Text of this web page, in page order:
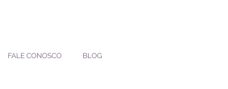
FALE CONOSCO BLOG